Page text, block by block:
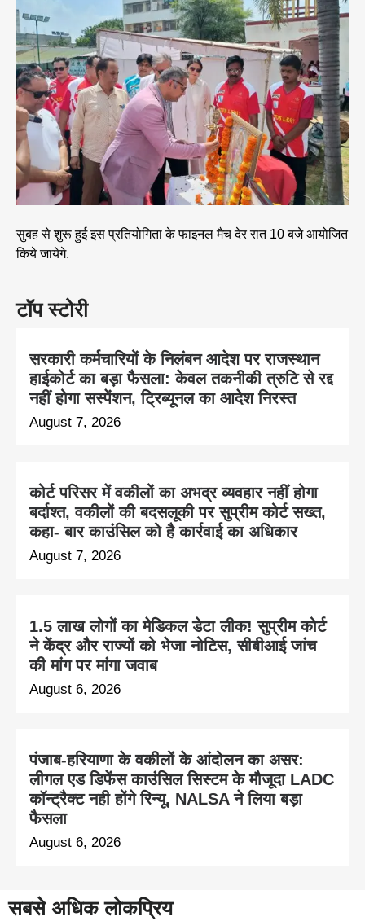
टॉप स्टोरी
सरकारी कर्मचारियों के निलंबन आदेश पर राजस्थान
हाईकोर्ट का बड़ा फैसला: केवल तकनीकी त्रुटि से रद्द
नहीं होगा सस्पेंशन, ट्रिब्यूनल का आदेश निरस्त
August 7, 2026
कोर्ट परिसर में वकीलों का अभद्र व्यवहार नहीं होगा
बर्दाश्त, वकीलों की बदसलूकी पर सुप्रीम कोर्ट सख्त,
कहा- बार काउंसिल को है कार्रवाई का अधिकार
August 7, 2026
1.5 लाख लोगों का मेडिकल डेटा लीक! सुप्रीम कोर्ट
ने केंद्र और राज्यों को भेजा नोटिस, सीबीआई जांच
की मांग पर मांगा जवाब
August 6, 2026
पंजाब-हरियाणा के वकीलों के आंदोलन का असर:
लीगल एड डिफेंस काउंसिल सिस्टम के मौजूदा LADC
कॉन्ट्रैक्ट नही होंगे रिन्यू, NALSA ने लिया बड़ा
फैसला
August 6, 2026
सुबह से शुरू हुई इस प्रतियोगिता के फाइनल मैच देर रात 10 बजे आयोजित
किये जायेगे.
सबसे अधिक लोकप्रिय